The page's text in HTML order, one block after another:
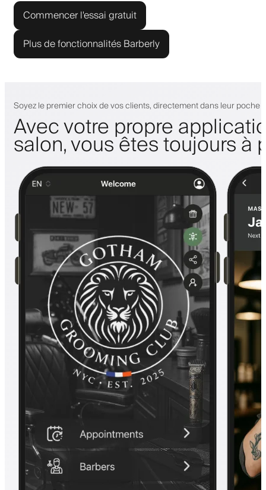
Commencer l'essai gratuit
Plus de fonctionnalités Barberly
Soyez le premier choix de vos clients, directement dans leur poche
Avec votre propre
salon, vous êtes toujours à